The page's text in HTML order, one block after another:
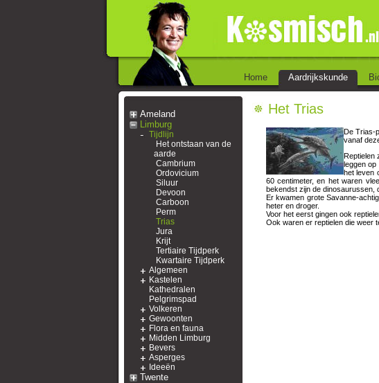
Home Aardrijkskunde
Ameland
Limburg
Tijdlijn
Het ontstaan van de
aarde
Cambrium
Ordovicium
Siluur
Devoon
Carboon
Perm
Trias
Jura
Krijt
Tertiaire Tijdperk
Kwartaire Tijdperk
Algemeen
Kastelen
Kathedralen
Pelgrimspad
Volkeren
Gewoonten
Flora en fauna
Midden Limburg
Bevers
Asperges
Ideeën
Twente
Het Trias
De Trias-
vanaf
Reptielen
leggen
het leven
60 centimeter, en het waren
bekendst zijn de dinosaurussen,
Er kwamen grote Savanne-
heter en droger.
Voor het eerst gingen ook
Ook waren er reptielen die weer